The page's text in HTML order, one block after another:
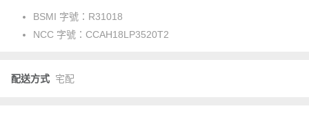
BSMI 字號： R31018
NCC 字號： CCAH18LP3520T2
配送方式 宅配